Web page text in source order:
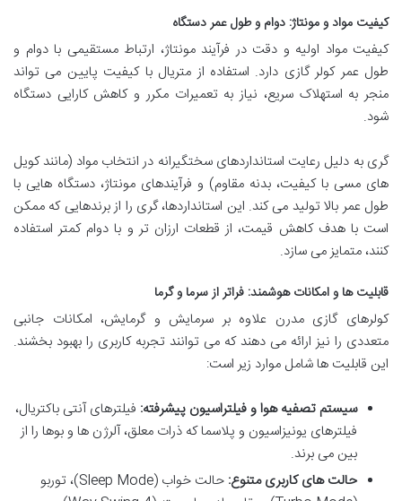
کیفیت مواد و مونتاژ: دوام و طول عمر دستگاه
کیفیت مواد اولیه و دقت در فرآیند مونتاژ، ارتباط مستقیمی با دوام و
طول عمر کولر گازی دارد. استفاده از متریال با کیفیت پایین می تواند
منجر به استهلاک سریع، نیاز به تعمیرات مکرر و کاهش کارایی دستگاه
شود.
گری به دلیل رعایت استانداردهای سختگیرانه در انتخاب مواد (مانند کویل
های مسی با کیفیت، بدنه مقاوم) و فرآیندهای مونتاژ، دستگاه هایی با
طول عمر بالا تولید می کند. این استانداردها، گری را از برندهایی که ممکن
است با هدف کاهش قیمت، از قطعات ارزان تر و با دوام کمتر استفاده
کنند، متمایز می سازد.
قابلیت ها و امکانات هوشمند: فراتر از سرما و گرما
کولرهای گازی مدرن علاوه بر سرمایش و گرمایش، امکانات جانبی
متعددی را نیز ارائه می دهند که می توانند تجربه کاربری را بهبود بخشند.
این قابلیت ها شامل موارد زیر است:
سیستم تصفیه هوا و فیلتراسیون پیشرفته: فیلترهای آنتی باکتریال،
فیلترهای یونیزاسیون و پلاسما که ذرات معلق، آلرژن ها و بوها را از
بین می برند.
حالت های کاربری متنوع:
حالت خواب (Sleep Mode)، توربو